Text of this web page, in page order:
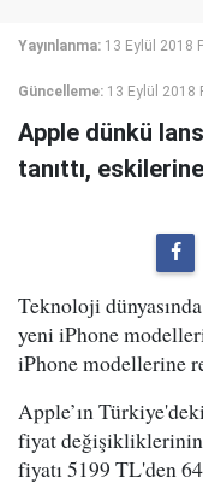
Yayınlanma: 13 Eylül 2018
Güncelleme: 13 Eylül 2018
Apple dünkü
tanıttı,
Teknoloji
yeni iPhone
iPhone modellerine
Apple’ın
fiyat
fiyatı 5199 TL'den